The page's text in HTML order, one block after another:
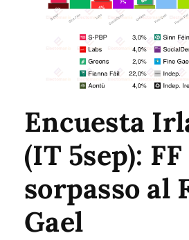
Encuesta
(IT 5sep):
sorpasso al
Gael